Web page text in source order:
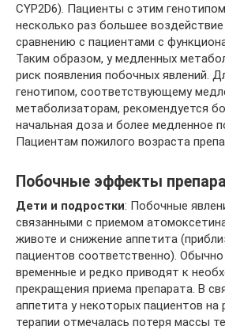
CYP2D6). Пациенты с этим
несколько раз большее
сравнению с пациентами с
Таким образом, у медленных
риск появления побочных явлений.
генотипом, соответствующему
метаболизаторам, рекомендуется
начальная доза и более медленное
Пациентам пожилого возраста
Побочные эффекты
Дети и подростки: Побочные
связанными с приемом
животе и снижение аппетита
пациентов соответственно). Обычно
временные и редко приводят к
прекращения приема препарата. В
аппетита у некоторых пациентов на
терапии отмечалась потеря массы